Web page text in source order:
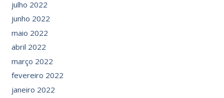
julho 2022
junho 2022
maio 2022
abril 2022
março 2022
fevereiro 2022
janeiro 2022